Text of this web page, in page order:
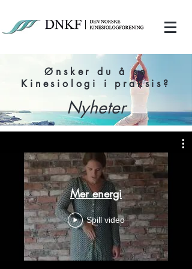
Ønsker du å se
Kinesiologi i praksis?
Nyheter
Mer energi
Spill video